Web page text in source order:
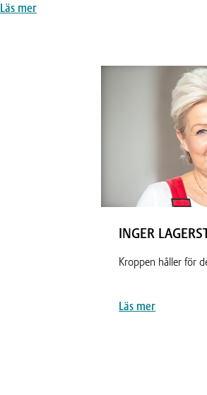
Läs mer
INGER
Kroppen håller för
Läs mer